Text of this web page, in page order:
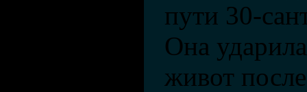
пути 30-
Она
живот